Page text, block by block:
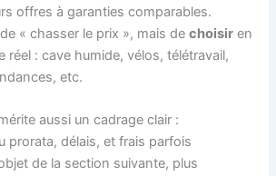
offres à garanties comparables.
de « chasser le prix », mais dechoisir en
réel : cave humide, vélos, télétravail,
etc.
aussi un cadrage clair :
prorata, délais, et frais parfois
de la section suivante, plus